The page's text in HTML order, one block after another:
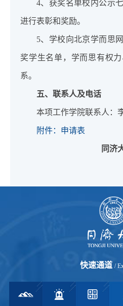
4、获奖名单校内公示
进行表彰和奖励。
5、学校向北京学而思
奖学生名单，学而思有权
系。
五、联系人及电话
本项工作学院联系人：
附件：申请表
同济
快速通道 /